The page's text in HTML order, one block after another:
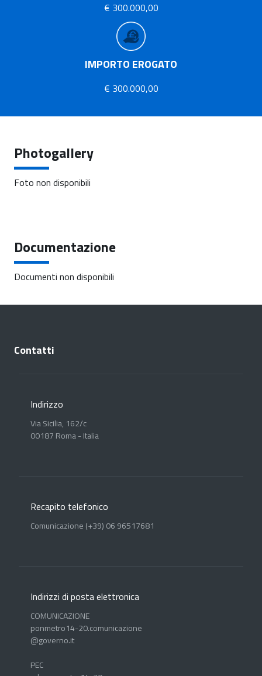
€ 300.000,00
IMPORTO EROGATO
€ 300.000,00
Photogallery
Foto non disponibili
Documentazione
Documenti non disponibili
Contatti
Indirizzo
Via Sicilia, 162/c
00187 Roma - Italia
Recapito telefonico
Comunicazione (+39) 06 96517681
Indirizzi di posta elettronica
COMUNICAZIONE
ponmetro14-20.comunicazione
@governo.it
PEC